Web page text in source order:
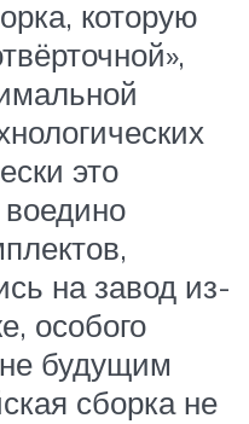
которую
это
на завод из-
особого
будущим
сборка не